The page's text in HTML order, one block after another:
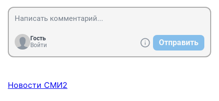
Гость
Войти
Отправить
Новости СМИ2